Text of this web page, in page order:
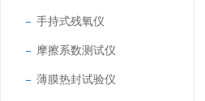
手持式残氧仪
摩擦系数测试仪
薄膜热封试验仪